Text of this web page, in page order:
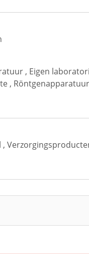
, Eigen
, Röntgenapparatuur
,